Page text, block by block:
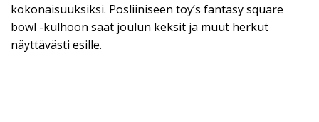
kokonaisuuksiksi. Posliiniseen toy’s fantasy square
bowl -kulhoon saat joulun keksit ja muut herkut
näyttävästi esille.